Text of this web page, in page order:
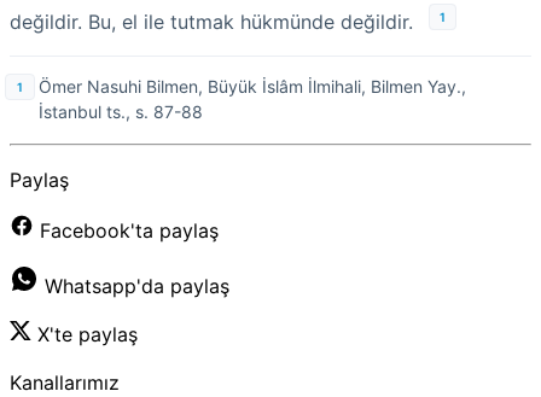
değildir. Bu, el ile tutmak hükmünde değildir.
1
Ömer Nasuhi Bilmen, Büyük İslâm İlmihali, Bilmen Yay.,
İstanbul ts., s. 87-88
Paylaş
Facebook'ta paylaş
Whatsapp'da paylaş
X'te paylaş
Kanallarımız